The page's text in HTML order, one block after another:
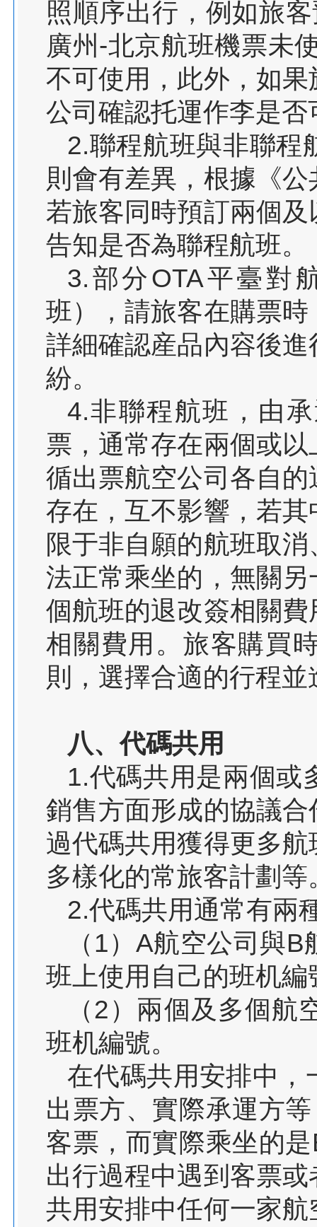
照順序出行，例如旅
廣州-北京航班機票未
不可使用，此外，如
公司確認托運作李是
2.聯程航班與非聯程
則會有差異，根據《
若旅客同時預訂兩個
告知是否為聯程航班。
3.部分OTA平臺對
班），請旅客在購票
詳細確認産品內容後
紛。
4.非聯程航班，由
票，通常存在兩個或
循出票航空公司各自
存在，互不影響，若
限于非自願的航班取
法正常乘坐的，無關
個航班的退改簽相關
相關費用。旅客購買
則，選擇合適的行程
八、代碼共用
1.代碼共用是兩個或
銷售方面形成的協議
過代碼共用獲得更多
多樣化的常旅客計劃等
2.代碼共用通常有兩
（1）A航空公司與
班上使用自己的班机編
（2）兩個及多個
班机編號。
在代碼共用安排中，
出票方、實際承運方
客票，而實際乘坐的
出行過程中遇到客票
共用安排中任何一家